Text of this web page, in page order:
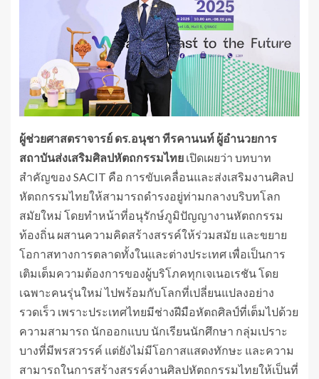
ผู้ช่วยศาสตราจารย์ ดร.อนุชา ทีรคานนท์ ผู้อำนวยการ
สถาบันส่งเสริมศิลปหัตถกรรมไทย เปิดเผยว่า บทบาท
สำคัญของ SACIT คือ การขับเคลื่อนและส่งเสริมงานศิลป
หัตถกรรมไทยให้สามารถดำรงอยู่ท่ามกลางบริบทโลก
สมัยใหม่ โดยทำหน้าที่อนุรักษ์ภูมิปัญญางานหัตถกรรม
ท้องถิ่น ผสานความคิดสร้างสรรค์ให้ร่วมสมัย และขยาย
โอกาสทางการตลาดทั้งในและต่างประเทศ เพื่อเป็นการ
เติมเต็มความต้องการของผู้บริโภคทุกเจเนอเรชัน โดย
เฉพาะคนรุ่นใหม่ ไปพร้อมกับโลกที่เปลี่ยนแปลงอย่าง
รวดเร็ว เพราะประเทศไทยมีช่างฝีมือหัตถศิลป์ที่เต็มไปด้วย
ความสามารถ นักออกแบบ นักเรียนนักศึกษา กลุ่มเปราะ
บางที่มีพรสวรรค์ แต่ยังไม่มีโอกาสแสดงทักษะ และความ
สามารถในการสร้างสรรค์งานศิลปหัตถกรรมไทยให้เป็นที่